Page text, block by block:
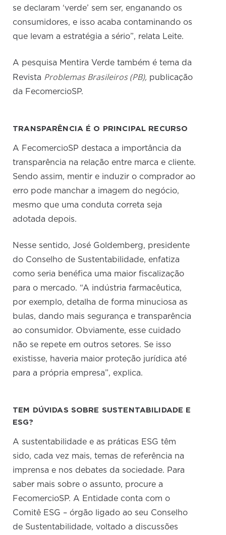
se declaram ‘verde’ sem ser, enganando os
consumidores, e isso acaba contaminando os
que levam a estratégia a sério”, relata Leite.
A pesquisa Mentira Verde também é tema da
Revista Problemas Brasileiros (PB), publicação
da FecomercioSP.
TRANSPARÊNCIA É O PRINCIPAL RECURSO
A FecomercioSP destaca a importância da
transparência na relação entre marca e cliente.
Sendo assim, mentir e induzir o comprador ao
erro pode manchar a imagem do negócio,
mesmo que uma conduta correta seja
adotada depois.
Nesse sentido, José Goldemberg, presidente
do Conselho de Sustentabilidade, enfatiza
como seria benéfica uma maior fiscalização
para o mercado. “A indústria farmacêutica,
por exemplo, detalha de forma minuciosa as
bulas, dando mais segurança e transparência
ao consumidor. Obviamente, esse cuidado
não se repete em outros setores. Se isso
existisse, haveria maior proteção jurídica até
para a própria empresa”, explica.
TEM DÚVIDAS SOBRE SUSTENTABILIDADE E
ESG?
A sustentabilidade e as práticas ESG têm
sido, cada vez mais, temas de referência na
imprensa e nos debates da sociedade. Para
saber mais sobre o assunto, procure a
FecomercioSP. A Entidade conta com o
Comitê ESG – órgão ligado ao seu Conselho
de Sustentabilidade, voltado a discussões